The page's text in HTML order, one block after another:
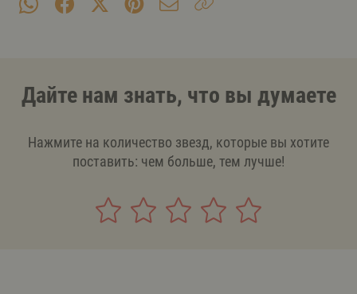
Дайте нам знать, что вы думаете
Нажмите на количество звезд, которые вы хотите
поставить: чем больше, тем лучше!